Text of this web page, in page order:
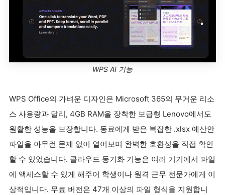
WPS AI 기능
WPS Office의 가벼운 디자인은 Microsoft 365의 무거운 리소
스 사용량과 달리, 4GB RAM을 장착한 보급형 Lenovo에서도
원활한 성능을 보장합니다. 동료에게 받은 복잡한 .xlsx 예산안
파일을 아무런 문제 없이 열어보며 완벽한 호환성을 직접 확인
할 수 있었습니다. 클라우드 동기화 기능은 여러 기기에서 파일
에 액세스할 수 있게 해주어 학생이나 원격 근무 전문가에게 이
상적입니다. 무료 버전은 47개 이상의 파일 형식을 지원합니